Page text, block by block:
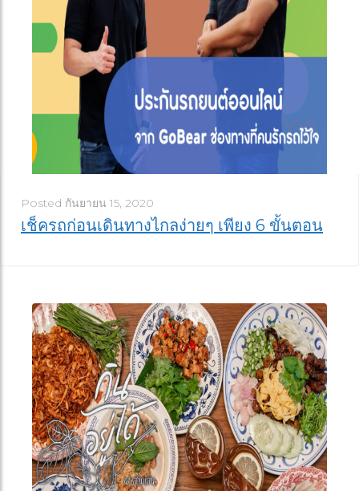
Posted กันยายน 15, 2020
เช็ครถก่อนเดินทางไกลง่ายๆ เพียง 6 ขั้นตอน